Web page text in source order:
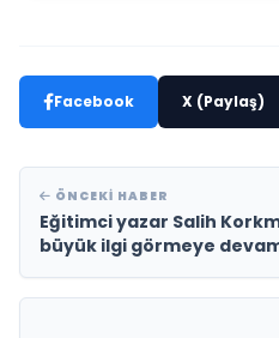
Facebook X (Paylaş)
ÖNCEKI HABER
Eğitimci yazar Salih
büyük ilgi görmeye